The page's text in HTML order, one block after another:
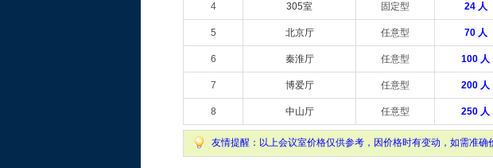
4 305室 固定型 24 人
5 北京厅 任意型 70 人
6 秦淮厅 任意型 100 人
7 博爱厅 任意型 200 人
8 中山厅 任意型 250 人
友情提醒：以上会议室价格仅供参考，因价格时有变动，如需准确